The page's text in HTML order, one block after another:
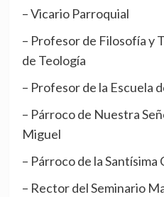
– Vicario Parroquial
– Profesor de Filosofía y
de Teología
– Profesor de la Escuela
– Párroco de Nuestra
Miguel
– Párroco de la
– Rector del Seminario